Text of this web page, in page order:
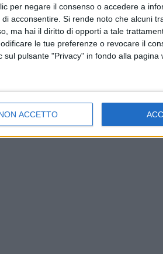
per negare il consenso o accedere a
acconsentire. Si rende noto che alcuni
ma hai il diritto di opporti a tale
le tue preferenze o revocare il
pulsante "Privacy" in fondo alla pagina
ACCETTO